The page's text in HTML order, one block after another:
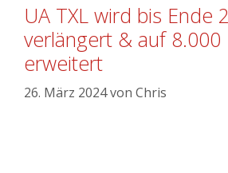
UA TXL wird bis Ende
verlängert & auf 8.000
erweitert
26. März 2024von Chris